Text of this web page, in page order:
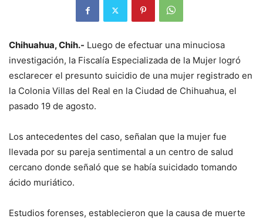
Chihuahua, Chih.- Luego de efectuar una minuciosa
investigación, la Fiscalía Especializada de la Mujer logró
esclarecer el presunto suicidio de una mujer registrado en
la Colonia Villas del Real en la Ciudad de Chihuahua, el
pasado 19 de agosto.
Los antecedentes del caso, señalan que la mujer fue
llevada por su pareja sentimental a un centro de salud
cercano donde señaló que se había suicidado tomando
ácido muriático.
Estudios forenses, establecieron que la causa de muerte